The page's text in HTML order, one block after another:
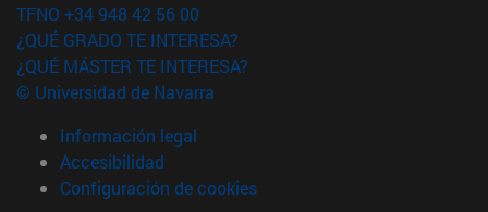
TFNO +34 948 42 56 00
¿QUÉ GRADO TE INTERESA?
¿QUÉ MÁSTER TE INTERESA?
© Universidad de Navarra
Información legal
Accesibilidad
Configuración de cookies